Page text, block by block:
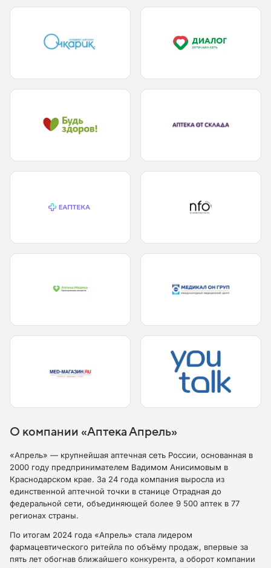
О компании «Аптека Апрель»
«Апрель» — крупнейшая аптечная сеть России, основанная в
2000 году предпринимателем Вадимом Анисимовым в
Краснодарском крае. За 24 года компания выросла из
единственной аптечной точки в станице Отрадная до
федеральной сети, объединяющей более 9 500 аптек в 77
регионах страны.
По итогам 2024 года «Апрель» стала лидером
фармацевтического ритейла по объёму продаж, впервые за
пять лет обогнав ближайшего конкурента, а оборот компании